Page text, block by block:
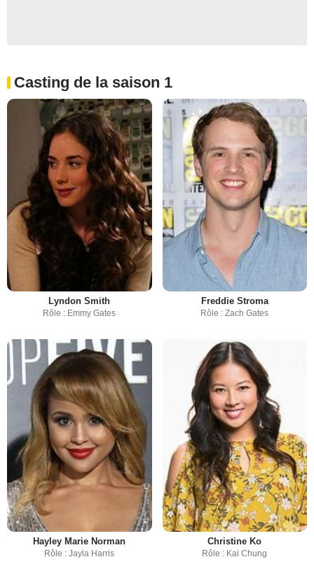
Casting de la saison 1
Lyndon Smith
Rôle : Emmy Gates
Freddie Stroma
Rôle : Zach Gates
Hayley Marie Norman
Rôle : Jayla Harris
Christine Ko
Rôle : Kai Chung